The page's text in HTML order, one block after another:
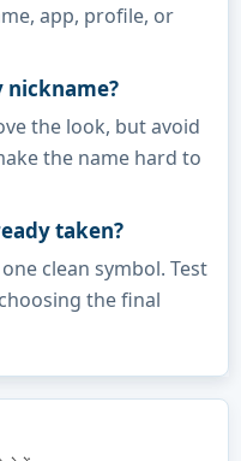
app, profile, or
nickname?
the look, but avoid
the name hard to
taken?
clean symbol. Test
the final